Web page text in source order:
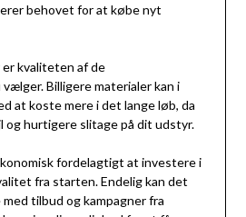
behovet for at købe nyt
kvaliteten af de
Billigere materialer kan i
at koste mere i det lange løb, da
og hurtigere slitage på dit udstyr.
fordelagtigt at investere i
fra starten. Endelig kan det
tilbud og kampagner fra